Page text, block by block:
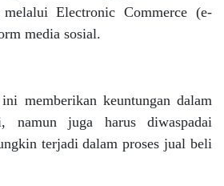
melalui Electronic Commerce (e-
media sosial.
memberikan keuntungan dalam
namun juga harus diwaspadai
terjadi dalam proses jual beli